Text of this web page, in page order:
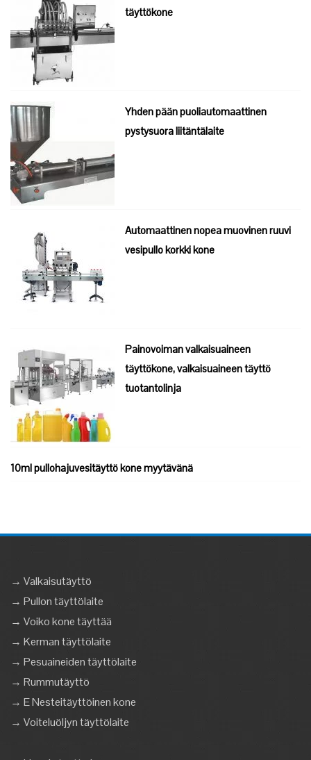
täyttökone
Yhden pään puoliautomaattinen
pystysuora liitäntälaite
Automaattinen nopea muovinen ruuvi
vesipullo korkki kone
Painovoiman valkaisuaineen
täyttökone, valkaisuaineen täyttö
tuotantolinja
10ml pullohajuvesitäyttö kone myytävänä
→ Valkaisutäyttö
→ Pullon täyttölaite
→ Voiko kone täyttää
→ Kerman täyttölaite
→ Pesuaineiden täyttölaite
→ Rummutäyttö
→ E Nesteitäyttöinen kone
→ Voiteluöljyn täyttölaite